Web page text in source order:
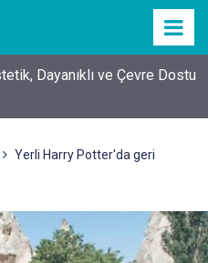
Dayanıklı ve Çevre Dostu
Yerli Harry Potter'da geri